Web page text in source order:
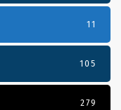
11
105
279